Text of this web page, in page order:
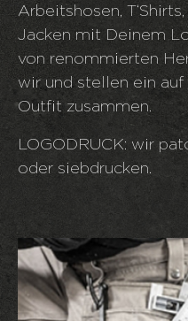
Arbeitshosen,
Jacken mit Deinem
von renommierten
wir und stellen ein
Outfit zusammen.
LOGODRUCK: wir
oder siebdrucken.